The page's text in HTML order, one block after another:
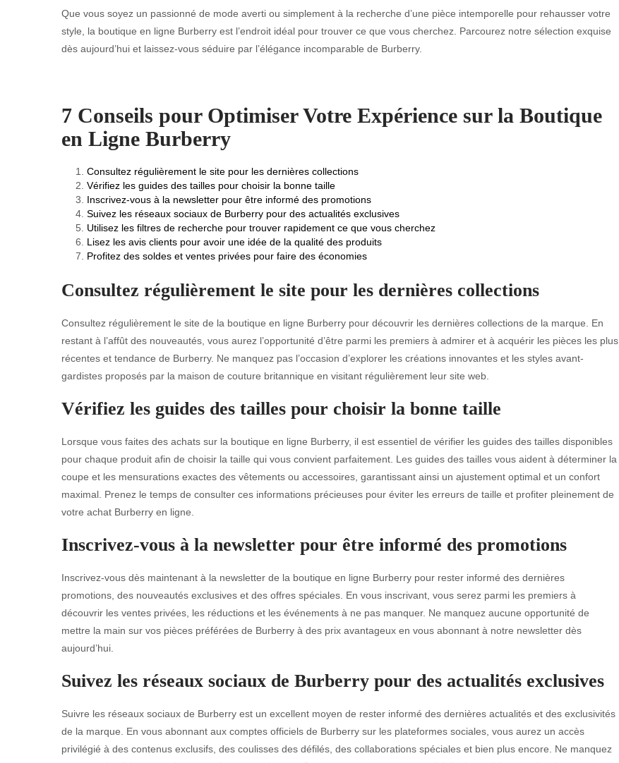
Que vous soyez un passionné de mode averti ou simplement à la recherche d’une pièce intemporelle pour rehausser votre
style, la boutique en ligne Burberry est l’endroit idéal pour trouver ce que vous cherchez. Parcourez notre sélection exquise
dès aujourd’hui et laissez-vous séduire par l’élégance incomparable de Burberry.
7 Conseils pour Optimiser Votre Expérience sur la Boutique
en Ligne Burberry
Consultez régulièrement le site pour les dernières collections
Vérifiez les guides des tailles pour choisir la bonne taille
Inscrivez-vous à la newsletter pour être informé des promotions
Suivez les réseaux sociaux de Burberry pour des actualités exclusives
Utilisez les filtres de recherche pour trouver rapidement ce que vous cherchez
Lisez les avis clients pour avoir une idée de la qualité des produits
Profitez des soldes et ventes privées pour faire des économies
Consultez régulièrement le site pour les dernières collections
Consultez régulièrement le site de la boutique en ligne Burberry pour découvrir les dernières collections de la marque. En
restant à l’affût des nouveautés, vous aurez l’opportunité d’être parmi les premiers à admirer et à acquérir les pièces les plus
récentes et tendance de Burberry. Ne manquez pas l’occasion d’explorer les créations innovantes et les styles avant-
gardistes proposés par la maison de couture britannique en visitant régulièrement leur site web.
Vérifiez les guides des tailles pour choisir la bonne taille
Lorsque vous faites des achats sur la boutique en ligne Burberry, il est essentiel de vérifier les guides des tailles disponibles
pour chaque produit afin de choisir la taille qui vous convient parfaitement. Les guides des tailles vous aident à déterminer la
coupe et les mensurations exactes des vêtements ou accessoires, garantissant ainsi un ajustement optimal et un confort
maximal. Prenez le temps de consulter ces informations précieuses pour éviter les erreurs de taille et profiter pleinement de
votre achat Burberry en ligne.
Inscrivez-vous à la newsletter pour être informé des promotions
Inscrivez-vous dès maintenant à la newsletter de la boutique en ligne Burberry pour rester informé des dernières
promotions, des nouveautés exclusives et des offres spéciales. En vous inscrivant, vous serez parmi les premiers à
découvrir les ventes privées, les réductions et les événements à ne pas manquer. Ne manquez aucune opportunité de
mettre la main sur vos pièces préférées de Burberry à des prix avantageux en vous abonnant à notre newsletter dès
aujourd’hui.
Suivez les réseaux sociaux de Burberry pour des actualités exclusives
Suivre les réseaux sociaux de Burberry est un excellent moyen de rester informé des dernières actualités et des exclusivités
de la marque. En vous abonnant aux comptes officiels de Burberry sur les plateformes sociales, vous aurez un accès
privilégié à des contenus exclusifs, des coulisses des défilés, des collaborations spéciales et bien plus encore. Ne manquez